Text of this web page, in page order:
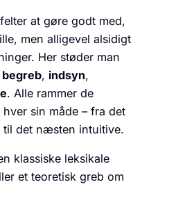
at gøre godt med,
men alligevel alsidigt
Her støder man
begreb, indsyn,
. Alle rammer de
hver sin måde – fra det
til det næsten intuitive.
klassiske leksikale
et teoretisk greb om